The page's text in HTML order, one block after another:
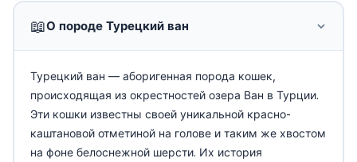
📖О породе Турецкий ван
Турецкий ван — аборигенная порода кошек,
происходящая из окрестностей озера Ван в Турции.
Эти кошки известны своей уникальной красно-
каштановой отметиной на голове и таким же хвостом
на фоне белоснежной шерсти. Их история